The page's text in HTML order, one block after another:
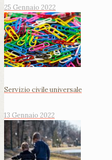
25 Gennaio 2022
Servizio civile universale
13 Gennaio 2022